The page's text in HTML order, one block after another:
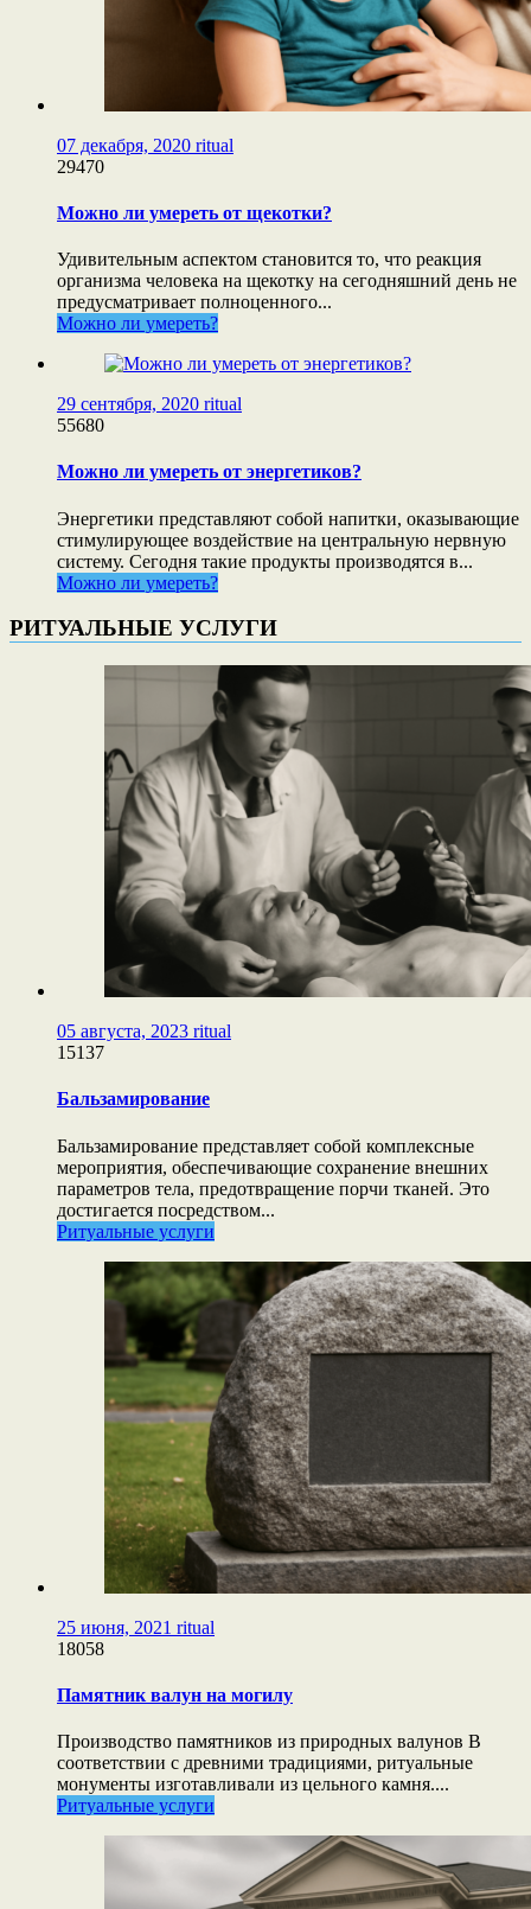
07 декабря, 2020 ritual
29470
Можно ли умереть от щекотки?
Удивительным аспектом становится то, что реакция
организма человека на щекотку на сегодняшний день не
предусматривает полноценного...
Можно ли умереть?
29 сентября, 2020 ritual
55680
Можно ли умереть от энергетиков?
Энергетики представляют собой напитки, оказывающие
стимулирующее воздействие на центральную нервную
систему. Сегодня такие продукты производятся в...
Можно ли умереть?
РИТУАЛЬНЫЕ УСЛУГИ
05 августа, 2023 ritual
15137
Бальзамирование
Бальзамирование представляет собой комплексные
мероприятия, обеспечивающие сохранение внешних
параметров тела, предотвращение порчи тканей. Это
достигается посредством...
Ритуальные услуги
25 июня, 2021 ritual
18058
Памятник валун на могилу
Производство памятников из природных валунов В
соответствии с древними традициями, ритуальные
монументы изготавливали из цельного камня....
Ритуальные услуги